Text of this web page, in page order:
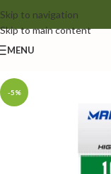
Skip to navigation
Skip to main content
MENU
-5%